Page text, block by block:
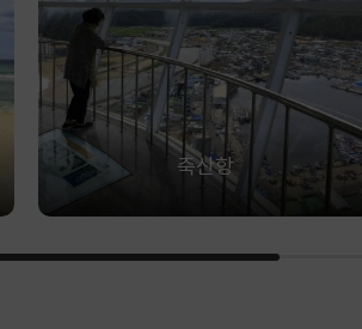
축산항